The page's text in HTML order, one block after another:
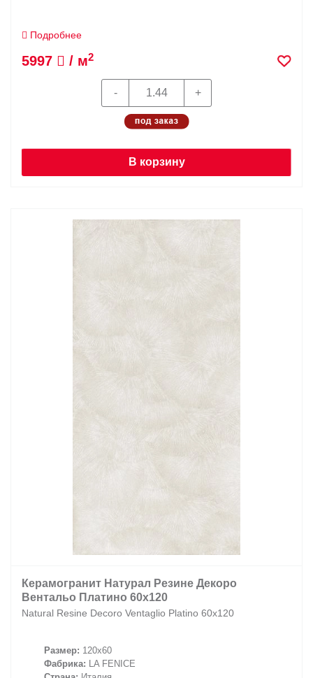
Подробнее
5997 / м2
В корзину
Керамогранит Натурал Резине Декоро
Вентальо Платино 60х120
Natural Resine Decoro Ventaglio Platino 60х120
Размер: 120x60
Фабрика: LA FENICE